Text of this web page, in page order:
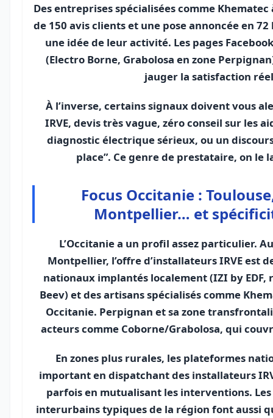
Des entreprises spécialisées comme
de 150 avis clients et une pose annoncée en
une idée de leur activité. Les pages
(Electro Borne, Grabolosa en zone
jauger la satisfaction
À l’inverse, certains signaux doivent vous
IRVE, devis très vague, zéro conseil sur les
diagnostic électrique sérieux, ou un
place”. Ce genre de prestataire, on le
Focus Occitanie :
Montpellier… et
L’Occitanie a un profil assez particulier.
Montpellier, l’offre d’installateurs IRVE est
nationaux implantés localement (IZI by EDF,
Beev) et des artisans spécialisés comme
Occitanie. Perpignan et sa zone
acteurs comme Coborne/Grabolosa, qui
En zones plus rurales, les plateformes
important en dispatchant des installateurs
parfois en mutualisant les interventions.
interurbains typiques de la région font aussi